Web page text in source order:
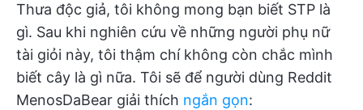
Thưa độc giả, tôi không mong bạn biết STP là
gì. Sau khi nghiên cứu về những người phụ nữ
tài giỏi này, tôi thậm chí không còn chắc mình
biết cây là gì nữa. Tôi sẽ để người dùng Reddit
MenosDaBear giải thích ngắn gọn: